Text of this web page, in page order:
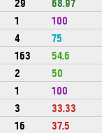
1 100
4 75
163 54.6
2 50
1 100
3 33.33
16 37.5